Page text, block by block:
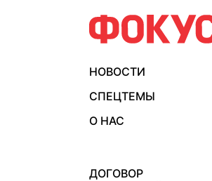
НОВОСТИ
СПЕЦТЕМЫ
О НАС
ДОГОВОР